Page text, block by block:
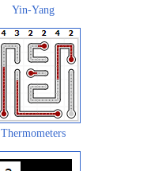
Yin-Yang
Thermometers